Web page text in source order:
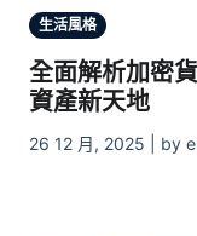
生活風格
全面解析加密
資產新天地
26 12 月, 2025 | by